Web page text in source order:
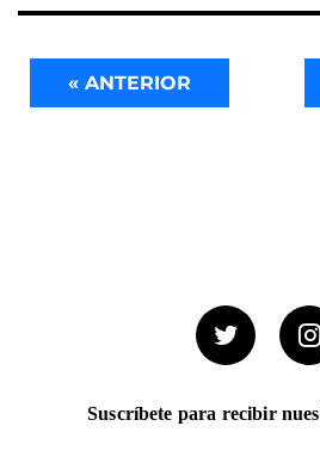
« ANTERIOR
Suscríbete para recibir